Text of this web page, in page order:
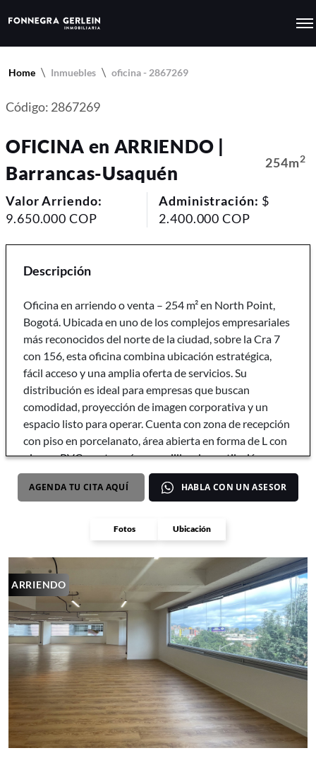
Home Inmuebles oficina - 2867269
Fotos Ubicación
ARRIENDO
Código: 2867269
OFICINA en ARRIENDO |
Barrancas-Usaquén
254m2
Valor Arriendo:
9.650.000 COP
Administración: $
2.400.000 COP
Descripción
Oficina en arriendo o venta – 254 m² en North Point,
Bogotá. Ubicada en uno de los complejos empresariales
más reconocidos del norte de la ciudad, sobre la Cra 7
con 156, esta oficina combina ubicación estratégica,
fácil acceso y una amplia oferta de servicios. Su
distribución es ideal para empresas que buscan
comodidad, proyección de imagen corporativa y un
espacio listo para operar. Cuenta con zona de recepción
con piso en porcelanato, área abierta en forma de L con
piso en PVC, ventanería con rejillas de ventilación y
excelente iluminación natural. Incluye cocineta
equipada, dos baños internos, espacio para rack y
el hall de ascensores.
AGENDA TU CITA AQUÍ HABLA CON UN ASESOR